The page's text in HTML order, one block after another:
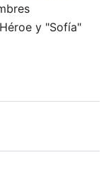
y "Sofía"